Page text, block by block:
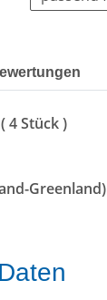
anzeigen
4 Stück )
Greenland)